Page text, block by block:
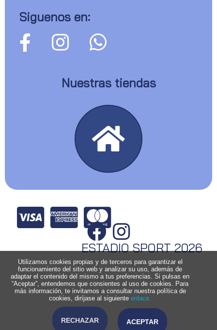
Siguenos en:
Nuestras tiendas
ESTADIO SPORT 2026
Utilizamos cookies propias y de terceros para garantizar el
funcionamiento del sitio web y analizar su uso, además de
adaptar el contenido del mismo a tus preferencias. Si pulsas en
“Aceptar”, entendemos que consientes al uso de cookies. Para
más información, te invitamos a consultar nuestra política de
cookies, diríjase al siguiente enlace.
RECHAZAR ACEPTAR